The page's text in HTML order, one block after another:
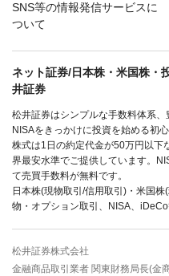
SNS等の情報発信サービスに
ついて
ネット証券/日本株・米国株・
井証券
松井証券はシンプルな手数料体系
NISAをきっかけに投資を始める初
株式は1日の約定代金が50万円以下
界最安水準でご提供しています。
て売買手数料が無料です。
日本株(現物取引/信用取引)・米国
物・オプション取引、NISA、
松井証券株式会社
金融商品取引業者 関東財務局長(金